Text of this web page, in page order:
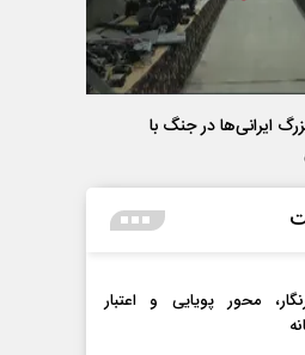
ایرانی‌ها در جنگ با
همه مدافع حرم هستیم